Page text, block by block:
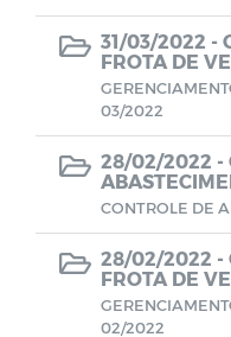
Perfil
31/03/2022 -
FROTA DE
03/2022
28/02/2022 -
CONTROLE DE
28/02/2022 -
FROTA DE
02/2022